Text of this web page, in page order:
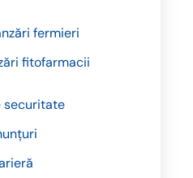
securitate
fermieri
fitofarmacii